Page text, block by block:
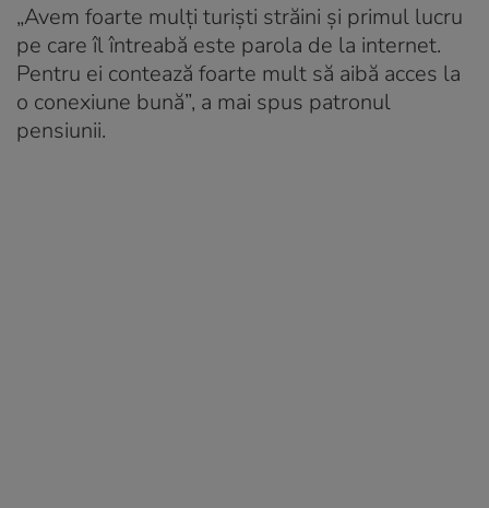
„Avem foarte mulți turiști străini și primul lucru
pe care îl întreabă este parola de la internet.
Pentru ei contează foarte mult să aibă acces la
o conexiune bună”, a mai spus patronul
pensiunii.